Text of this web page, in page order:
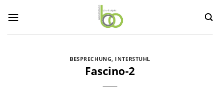
Inhalt
BESPRECHUNG INTERSTUHL
Fascino-2